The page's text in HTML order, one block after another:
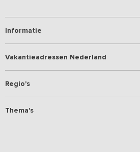
Informatie
Vakantieadressen Nederland
Regio's
Thema's